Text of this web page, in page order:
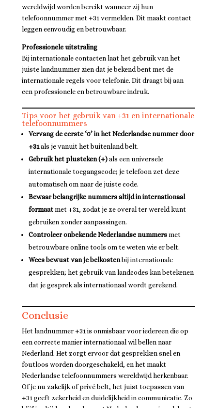
wereldwijd worden bereikt wanneer zij hun
telefoonnummer met +31 vermelden. Dit maakt contact
leggen eenvoudig en betrouwbaar.
Professionele uitstraling
Bij internationale contacten laat het gebruik van het
juiste landnummer zien dat je bekend bent met de
internationale regels voor telefonie. Dit draagt bij aan
een professionele en betrouwbare indruk.
Tips voor het gebruik van +31 en internationale
telefoonnummers
Vervang de eerste ‘0’ in het Nederlandse nummer door
+31als je vanuit het buitenland belt.
Gebruik het plusteken (+)als een universele
internationale toegangscode; je telefoon zet deze
automatisch om naar de juiste code.
Bewaar belangrijke nummers altijd in internationaal
formaatmet +31, zodat je ze overal ter wereld kunt
gebruiken zonder aanpassingen.
Controleer onbekende Nederlandse nummersmet
betrouwbare online tools om te weten wie er belt.
Wees bewust van je belkostenbij internationale
gesprekken; het gebruik van landcodes kan betekenen
dat je gesprek als internationaal wordt gerekend.
Conclusie
Het landnummer +31 is onmisbaar voor iedereen die op
een correcte manier internationaal wil bellen naar
Nederland. Het zorgt ervoor dat gesprekken snel en
foutloos worden doorgeschakeld, en het maakt
Nederlandse telefoonnummers wereldwijd herkenbaar.
Of je nu zakelijk of privé belt, het juist toepassen van
+31 geeft zekerheid en duidelijkheid in communicatie. Zo